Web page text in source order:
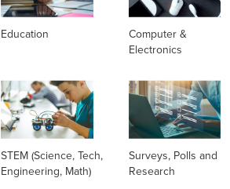
Education
Computer &
Electronics
STEM (Science, Tech,
Engineering, Math)
Surveys, Polls and
Research